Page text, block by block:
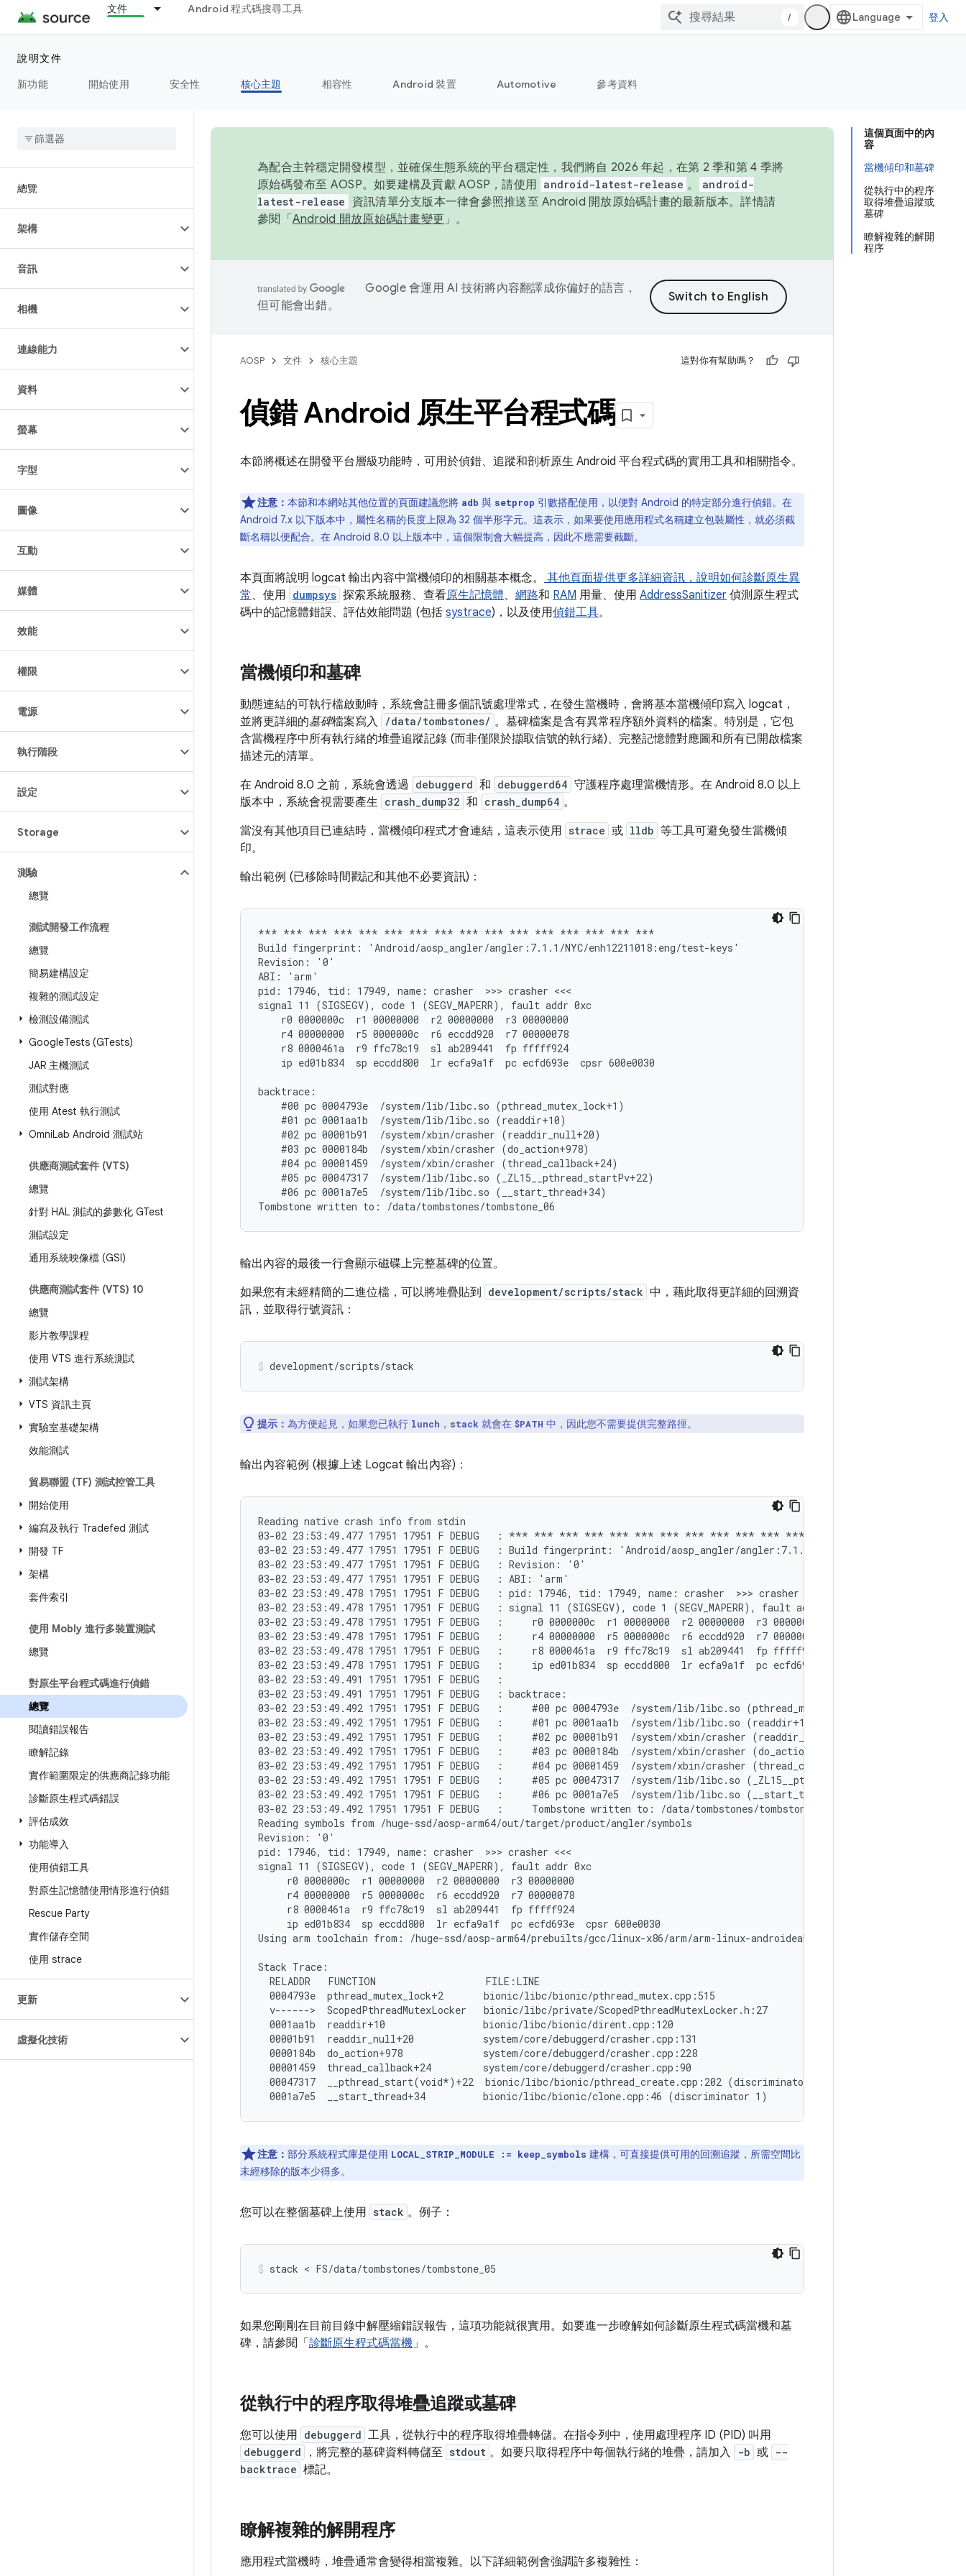
文件 Android 程式碼搜尋工具
/ 登入
說明文件
新功能
開始使用 安全性 核心主題 相容性 Android 裝置 Automotive 參考資料
總覽
架構
音訊
相機
連線能力
資料
螢幕
字型
圖像
互動
媒體
效能
權限
電源
執行階段
設定
Storage
測驗
總覽
測試開發工作流程
總覽
簡易建構設定
複雜的測試設定
檢測設備測試
GoogleTests (GTests)
JAR 主機測試
測試對應
使用 Atest 執行測試
OmniLab Android 測試站
供應商測試套件 (VTS)
總覽
針對 HAL 測試的參數化 GTest
測試設定
通用系統映像檔 (GSI)
供應商測試套件 (VTS) 10
總覽
影片教學課程
使用 VTS 進行系統測試
測試架構
VTS 資訊主頁
實驗室基礎架構
效能測試
貿易聯盟 (TF) 測試控管工具
開始使用
編寫及執行 Tradefed 測試
開發 TF
架構
套件索引
使用 Mobly 進行多裝置測試
總覽
對原生平台程式碼進行偵錯
總覽
閱讀錯誤報告
瞭解記錄
實作範圍限定的供應商記錄功能
診斷原生程式碼錯誤
評估成效
功能導入
使用偵錯工具
對原生記憶體使用情形進行偵錯
Rescue Party
實作儲存空間
使用 strace
更新
虛擬化技術
這個頁面中的內
容
當機傾印和墓碑
從執行中的程序
取得堆疊追蹤或
墓碑
瞭解複雜的解開
程序
為配合主幹穩定開發模型，並確保生態系統的平台穩定性，我們將自 2026 年起，在第 2 季和第 4 季將
原始碼發布至 AOSP。如要建構及貢獻 AOSP，請使用 android-latest-release 。
android-
latest-release
資訊清單分支版本一律會參照推送至 Android 開放原始碼計畫的最新版本。詳情請
參閱「 Android 開放原始碼計畫變更 」。
Google 會運用 AI 技術將內容翻譯成你偏好的語言，
但可能會出錯。
AOSP 文件 核心主題 這對你有幫助嗎？
偵錯 Android 原生平台程式碼
本節將概述在開發平台層級功能時，可用於偵錯、追蹤和剖析原生 Android 平台程式碼的實用工具和相關指令。
注意： 本節和本網站其他位置的頁面建議您將 adb 與 setprop 引數搭配使用，以便對 Android 的特定部分進行偵錯。在
Android 7.x 以下版本中，屬性名稱的長度上限為 32 個半形字元。這表示，如果要使用應用程式名稱建立包裝屬性，就必須截
斷名稱以便配合。在 Android 8.0 以上版本中，這個限制會大幅提高，因此不應需要截斷。
本頁面將說明 logcat 輸出內容中當機傾印的相關基本概念。 其他頁面提供更多詳細資訊，說明如何診斷原生異
常 、使用 dumpsys 探索系統服務、查看原生記憶體、 網路和 RAM 用量、使用 AddressSanitizer 偵測原生程式
碼中的記憶體錯誤、評估效能問題 (包括 systrace)，以及使用偵錯工具。
當機傾印和墓碑
動態連結的可執行檔啟動時，系統會註冊多個訊號處理常式，在發生當機時，會將基本當機傾印寫入 logcat，
並將更詳細的墓碑檔案寫入 /data/tombstones/ 。墓碑檔案是含有異常程序額外資料的檔案。特別是，它包
含當機程序中所有執行緒的堆疊追蹤記錄 (而非僅限於擷取信號的執行緒)、完整記憶體對應圖和所有已開啟檔案
描述元的清單。
在 Android 8.0 之前，系統會透過 debuggerd 和 debuggerd64 守護程序處理當機情形。在 Android 8.0 以上
版本中，系統會視需要產生 crash_dump32 和 crash_dump64 。
當沒有其他項目已連結時，當機傾印程式才會連結，這表示使用 strace 或 lldb 等工具可避免發生當機傾
印。
輸出範例 (已移除時間戳記和其他不必要資訊)：
*** *** *** *** *** *** *** *** *** *** *** *** *** *** *** ***
Build fingerprint: 'Android/aosp_angler/angler:7.1.1/NYC/enh12211018:eng/test-keys'
Revision: '0'
ABI: 'arm'
pid: 17946, tid: 17949, name: crasher  >>> crasher <<<
signal 11 (SIGSEGV), code 1 (SEGV_MAPERR), fault addr 0xc
    r0 0000000c  r1 00000000  r2 00000000  r3 00000000
    r4 00000000  r5 0000000c  r6 eccdd920  r7 00000078
    r8 0000461a  r9 ffc78c19  sl ab209441  fp fffff924
    ip ed01b834  sp eccdd800  lr ecfa9a1f  pc ecfd693e  cpsr 600e0030
backtrace:
    #00 pc 0004793e  /system/lib/libc.so (pthread_mutex_lock+1)
    #01 pc 0001aa1b  /system/lib/libc.so (readdir+10)
    #02 pc 00001b91  /system/xbin/crasher (readdir_null+20)
    #03 pc 0000184b  /system/xbin/crasher (do_action+978)
    #04 pc 00001459  /system/xbin/crasher (thread_callback+24)
    #05 pc 00047317  /system/lib/libc.so (_ZL15__pthread_startPv+22)
    #06 pc 0001a7e5  /system/lib/libc.so (__start_thread+34)
輸出內容的最後一行會顯示磁碟上完整墓碑的位置。
如果您有未經精簡的二進位檔，可以將堆疊貼到
development/scripts/stack 中，藉此取得更詳細的回溯資
訊，並取得行號資訊：
提示： 為方便起見，如果您已執行 lunch ， stack 就會在 $PATH 中，因此您不需要提供完整路徑。
輸出內容範例 (根據上述 Logcat 輸出內容)：
Reading native crash info from stdin
03-02 23:53:49.477 17951 17951 F DEBUG   : *** *** *** *** *** *** *** *** *** *** *** *** *** *** *** ***
03-02 23:53:49.477 17951 17951 F DEBUG   : Build fingerprint: 'Android/aosp_angler/angler:7.1.1/NYC/enh12211018:eng/test-
03-02 23:53:49.477 17951 17951 F DEBUG   : Revision: '0'
03-02 23:53:49.477 17951 17951 F DEBUG   : ABI: 'arm'
03-02 23:53:49.478 17951 17951 F DEBUG   : pid: 17946, tid: 17949, name: crasher  >>> crasher <<<
03-02 23:53:49.478 17951 17951 F DEBUG   : signal 11 (SIGSEGV), code 1 (SEGV_MAPERR), fault addr 0xc
03-02 23:53:49.478 17951 17951 F DEBUG   :     r0 0000000c  r1 00000000  r2 00000000  r3 00000000
03-02 23:53:49.478 17951 17951 F DEBUG   :     r4 00000000  r5 0000000c  r6 eccdd920  r7 00000078
03-02 23:53:49.478 17951 17951 F DEBUG   :     r8 0000461a  r9 ffc78c19  sl ab209441  fp fffff924
03-02 23:53:49.478 17951 17951 F DEBUG   :     ip ed01b834  sp eccdd800  lr ecfa9a1f  pc ecfd693e  cpsr 600e0030
03-02 23:53:49.491 17951 17951 F DEBUG   :
03-02 23:53:49.491 17951 17951 F DEBUG   : backtrace:
03-02 23:53:49.492 17951 17951 F DEBUG   :     #00 pc 0004793e  /system/lib/libc.so (pthread_mutex_lock+1)
03-02 23:53:49.492 17951 17951 F DEBUG   :     #01 pc 0001aa1b  /system/lib/libc.so (readdir+10)
03-02 23:53:49.492 17951 17951 F DEBUG   :     #02 pc 00001b91  /system/xbin/crasher (readdir_null+20)
03-02 23:53:49.492 17951 17951 F DEBUG   :     #03 pc 0000184b  /system/xbin/crasher (do_action+978)
03-02 23:53:49.492 17951 17951 F DEBUG   :     #04 pc 00001459  /system/xbin/crasher (thread_callback+24)
03-02 23:53:49.492 17951 17951 F DEBUG   :     #05 pc 00047317  /system/lib/libc.so (_ZL15__pthread_startPv+22)
03-02 23:53:49.492 17951 17951 F DEBUG   :     #06 pc 0001a7e5  /system/lib/libc.so (__start_thread+34)
03-02 23:53:49.492 17951 17951 F DEBUG   :     Tombstone written to: /data/tombstones/tombstone_06
Reading symbols from /huge-ssd/aosp-arm64/out/target/product/angler/symbols
Revision: '0'
pid: 17946, tid: 17949, name: crasher  >>> crasher <<<
signal 11 (SIGSEGV), code 1 (SEGV_MAPERR), fault addr 0xc
     r0 0000000c  r1 00000000  r2 00000000  r3 00000000
     r4 00000000  r5 0000000c  r6 eccdd920  r7 00000078
     r8 0000461a  r9 ffc78c19  sl ab209441  fp fffff924
     ip ed01b834  sp eccdd800  lr ecfa9a1f  pc ecfd693e  cpsr 600e0030
Using arm toolchain from: /huge-ssd/aosp-arm64/prebuilts/gcc/linux-x86/arm/arm-linux-androideabi-4.9/bin/
Stack Trace:
  RELADDR   FUNCTION                   FILE:LINE
  0004793e  pthread_mutex_lock+2       bionic/libc/bionic/pthread_mutex.cpp:515
  v------>  ScopedPthreadMutexLocker   bionic/libc/private/ScopedPthreadMutexLocker.h:27
  0001aa1b  readdir+10                 bionic/libc/bionic/dirent.cpp:120
  00001b91  readdir_null+20            system/core/debuggerd/crasher.cpp:131
  0000184b  do_action+978              system/core/debuggerd/crasher.cpp:228
  00001459  thread_callback+24         system/core/debuggerd/crasher.cpp:90
  00047317  __pthread_start(void*)+22  bionic/libc/bionic/pthread_create.cpp:202 (discriminator 1)
注意： 部分系統程式庫是使用 LOCAL_STRIP_MODULE := keep_symbols 建構，可直接提供可用的回溯追蹤，所需空間比
未經移除的版本少得多。
您可以在整個墓碑上使用 stack 。例子：
如果您剛剛在目前目錄中解壓縮錯誤報告，這項功能就很實用。如要進一步瞭解如何診斷原生程式碼當機和墓
碑，請參閱「 診斷原生程式碼當機」。
從執行中的程序取得堆疊追蹤或墓碑
您可以使用 debuggerd 工具，從執行中的程序取得堆疊轉儲。在指令列中，使用處理程序 ID (PID) 叫用
debuggerd ，將完整的墓碑資料轉儲至 stdout 。如要只取得程序中每個執行緒的堆疊，請加入 -b 或 --
backtrace 標記。
瞭解複雜的解開程序
應用程式當機時，堆疊通常會變得相當複雜。以下詳細範例會強調許多複雜性：